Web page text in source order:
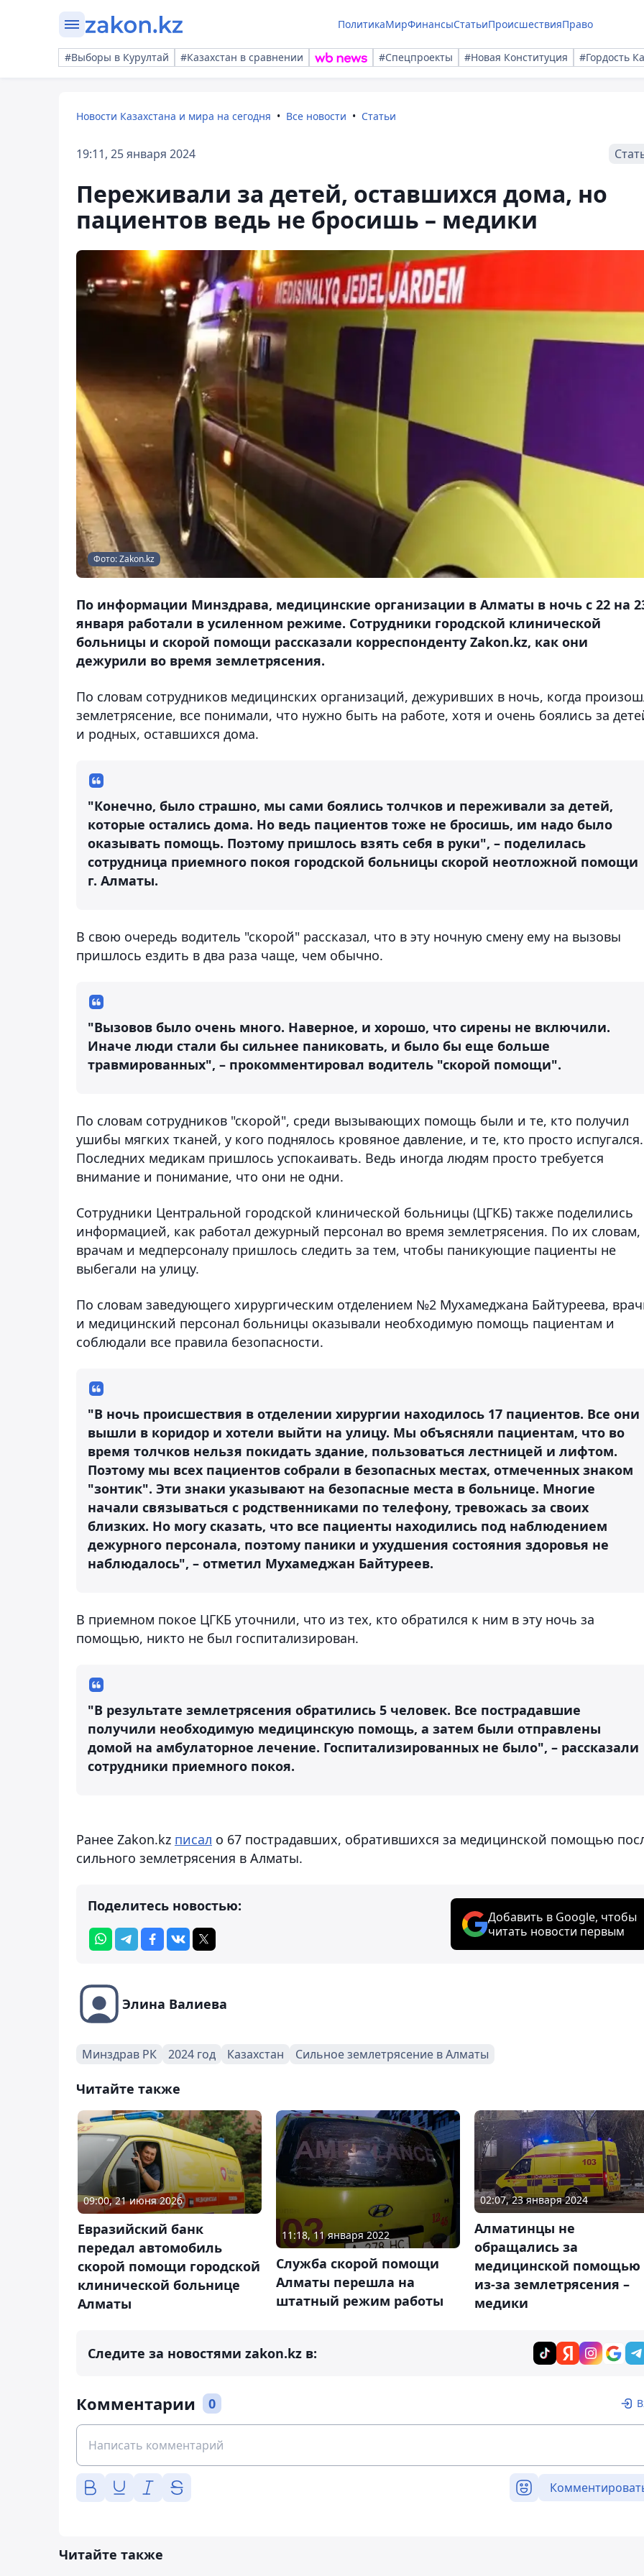
ПолитикаМирФинансыСтатьиПроисшествияПраво
#Выборы в Курултай #Казахстан в сравнении #Спецпроекты #Новая Конституция #Гордость
Новости Казахстана и мира на сегодня Все новости Статьи
19:11, 25 января 2024
Переживали за детей, оставшихся дома, но
пациентов ведь не бросишь – медики
Фото: Zakon.kz
По информации Минздрава, медицинские организации в Алматы в ночь с 22 на
января работали в усиленном режиме. Сотрудники городской клинической
больницы и скорой помощи рассказали корреспонденту Zakon.kz, как они
дежурили во время землетрясения.
По словам сотрудников медицинских организаций, дежуривших в ночь, когда
землетрясение, все понимали, что нужно быть на работе, хотя и очень боялись за
и родных, оставшихся дома.
"Конечно, было страшно, мы сами боялись толчков и переживали за детей,
которые остались дома. Но ведь пациентов тоже не бросишь, им надо было
оказывать помощь. Поэтому пришлось взять себя в руки", – поделилась
сотрудница приемного покоя городской больницы скорой неотложной помощи
г. Алматы.
В свою очередь водитель "скорой" рассказал, что в эту ночную смену ему на вызовы
пришлось ездить в два раза чаще, чем обычно.
"Вызовов было очень много. Наверное, и хорошо, что сирены не включили.
Иначе люди стали бы сильнее паниковать, и было бы еще больше
травмированных", – прокомментировал водитель "скорой помощи".
По словам сотрудников "скорой", среди вызывающих помощь были и те, кто получил
ушибы мягких тканей, у кого поднялось кровяное давление, и те, кто просто испугался.
Последних медикам пришлось успокаивать. Ведь иногда людям просто требуется
внимание и понимание, что они не одни.
Сотрудники Центральной городской клинической больницы (ЦГКБ) также поделились
информацией, как работал дежурный персонал во время землетрясения. По их словам,
врачам и медперсоналу пришлось следить за тем, чтобы паникующие пациенты не
выбегали на улицу.
По словам заведующего хирургическим отделением №2 Мухамеджана Байтуреева,
и медицинский персонал больницы оказывали необходимую помощь пациентам и
соблюдали все правила безопасности.
"В ночь происшествия в отделении хирургии находилось 17 пациентов. Все они
вышли в коридор и хотели выйти на улицу. Мы объясняли пациентам, что во
время толчков нельзя покидать здание, пользоваться лестницей и лифтом.
Поэтому мы всех пациентов собрали в безопасных местах, отмеченных знаком
"зонтик". Эти знаки указывают на безопасные места в больнице. Многие
начали связываться с родственниками по телефону, тревожась за своих
близких. Но могу сказать, что все пациенты находились под наблюдением
дежурного персонала, поэтому паники и ухудшения состояния здоровья не
наблюдалось", – отметил Мухамеджан Байтуреев.
В приемном покое ЦГКБ уточнили, что из тех, кто обратился к ним в эту ночь за
помощью, никто не был госпитализирован.
"В результате землетрясения обратились 5 человек. Все пострадавшие
получили необходимую медицинскую помощь, а затем были отправлены
домой на амбулаторное лечение. Госпитализированных не было", – рассказали
сотрудники приемного покоя.
Ранее Zakon.kz писал о 67 пострадавших, обратившихся за медицинской помощью
сильного землетрясения в Алматы.
Поделитесь новостью:
Добавить в Google, чтобы
читать новости первым
Элина Валиева
Минздрав РК 2024 год Казахстан Сильное землетрясение в Алматы
Читайте также
09:00, 21 июня 2026
Евразийский банк
передал автомобиль
скорой помощи городской
клинической больнице
Алматы
11:18, 11 января 2022
Служба скорой помощи
Алматы перешла на
штатный режим работы
02:07, 23 января 2024
Алматинцы не
обращались за
медицинской помощью
из-за землетрясения –
медики
Следите за новостями zakon.kz в:
Комментарии 0
Читайте также